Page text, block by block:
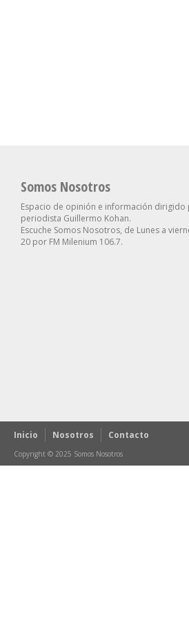
Somos Nosotros
Espacio de opinión e información dirigido
periodista Guillermo Kohan.
Escuche Somos Nosotros, de Lunes a
20 por FM Milenium 106.7.
Inicio Nosotros Contacto
Copyright © 2025 Somos Nosotros